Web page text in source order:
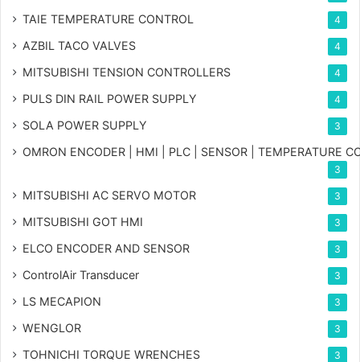
TAIE TEMPERATURE CONTROL 4
AZBIL TACO VALVES 4
MITSUBISHI TENSION CONTROLLERS 4
PULS DIN RAIL POWER SUPPLY 4
SOLA POWER SUPPLY 3
OMRON ENCODER | HMI | PLC | SENSOR | TEMPERATURE
3
MITSUBISHI AC SERVO MOTOR 3
MITSUBISHI GOT HMI 3
ELCO ENCODER AND SENSOR 3
ControlAir Transducer 3
LS MECAPION 3
WENGLOR 3
TOHNICHI TORQUE WRENCHES 3